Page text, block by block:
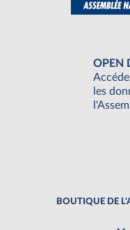
OPEN
les
BOUTIQUE DE